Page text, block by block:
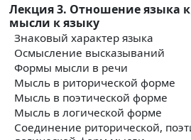
Лекция 3. Отношение языка
мысли к языку
Знаковый характер языка
Осмысление высказываний
Формы мысли в речи
Мысль в риторической форме
Мысль в поэтической форме
Мысль в логической форме
Соединение риторической,